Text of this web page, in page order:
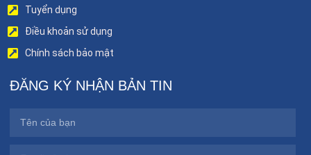
Tuyển dụng
Điều khoản sử dụng
Chính sách bảo mật
ĐĂNG KÝ NHẬN BẢN TIN